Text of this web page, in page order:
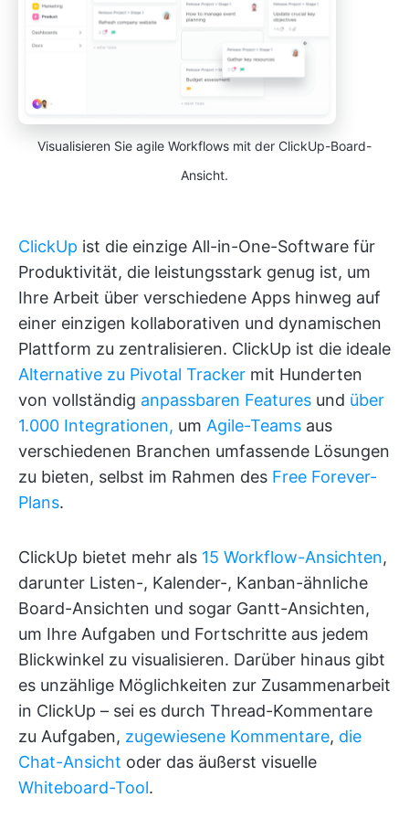
Visualisieren Sie agile Workflows mit der ClickUp-Board-
Ansicht.
ClickUp ist die einzige All-in-One-Software für
Produktivität, die leistungsstark genug ist, um
Ihre Arbeit über verschiedene Apps hinweg auf
einer einzigen kollaborativen und dynamischen
Plattform zu zentralisieren. ClickUp ist die ideale
Alternative zu Pivotal Tracker mit Hunderten
von vollständig anpassbaren Features und über
1.000 Integrationen, um Agile-Teams aus
verschiedenen Branchen umfassende Lösungen
zu bieten, selbst im Rahmen des Free Forever-
Plans.
ClickUp bietet mehr als 15 Workflow-Ansichten,
darunter Listen-, Kalender-, Kanban-ähnliche
Board-Ansichten und sogar Gantt-Ansichten,
um Ihre Aufgaben und Fortschritte aus jedem
Blickwinkel zu visualisieren. Darüber hinaus gibt
es unzählige Möglichkeiten zur Zusammenarbeit
in ClickUp – sei es durch Thread-Kommentare
zu Aufgaben, zugewiesene Kommentare, die
Chat-Ansicht oder das äußerst visuelle
Whiteboard-Tool.